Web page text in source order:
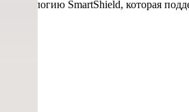
SmartShield, которая